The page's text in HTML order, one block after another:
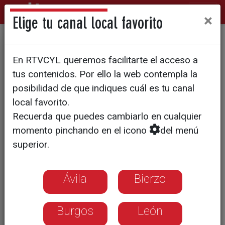
33 millones de impacto
económico
Elige tu canal local favorito ×
En RTVCYL queremos facilitarte el acceso a
tus contenidos. Por ello la web contempla la
posibilidad de que indiques cuál es tu canal
local favorito.
Recuerda que puedes cambiarlo en cualquier
momento pinchando en el icono
del menú
superior.
Ávila Bierzo
Burgos León